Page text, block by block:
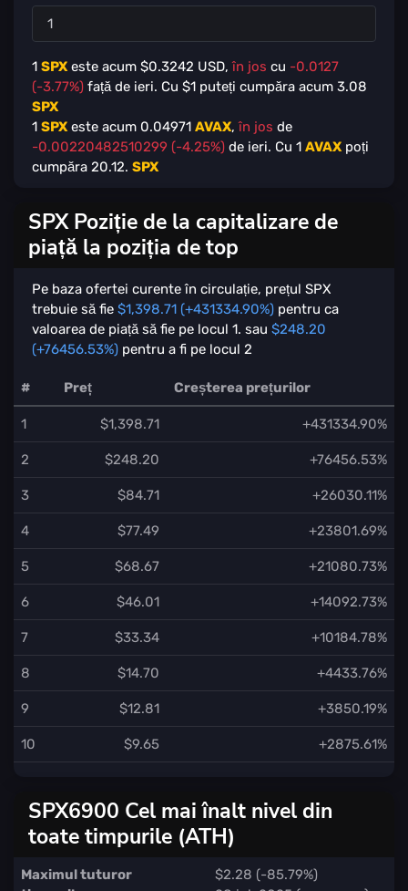
1 SPX este acum $0.3242 USD,în jos cu -0.0127
(-3.77%) față de ieri. Cu $1 puteți cumpăra acum 3.08
SPX
1 SPX este acum 0.04971 AVAX,în jos de
-0.00220482510299 (-4.25%) de ieri. Cu 1 AVAX poți
cumpăra 20.12. SPX
SPX Poziție de la capitalizare de
piață la poziția de top
Pe baza ofertei curente în circulație, prețul SPX
trebuie să fie $1,398.71 (+431334.90%) pentru ca
valoarea de piață să fie pe locul 1. sau $248.20
(+76456.53%) pentru a fi pe locul 2
# Preț Creșterea prețurilor
1 $1,398.71 +431334.90%
2 $248.20 +76456.53%
3 $84.71 +26030.11%
4 $77.49 +23801.69%
5 $68.67 +21080.73%
6 $46.01 +14092.73%
7 $33.34 +10184.78%
8 $14.70 +4433.76%
9 $12.81 +3850.19%
10 $9.65 +2875.61%
SPX6900 Cel mai înalt nivel din
toate timpurile (ATH)
Maximul tuturor
$2.28 (-85.79%)